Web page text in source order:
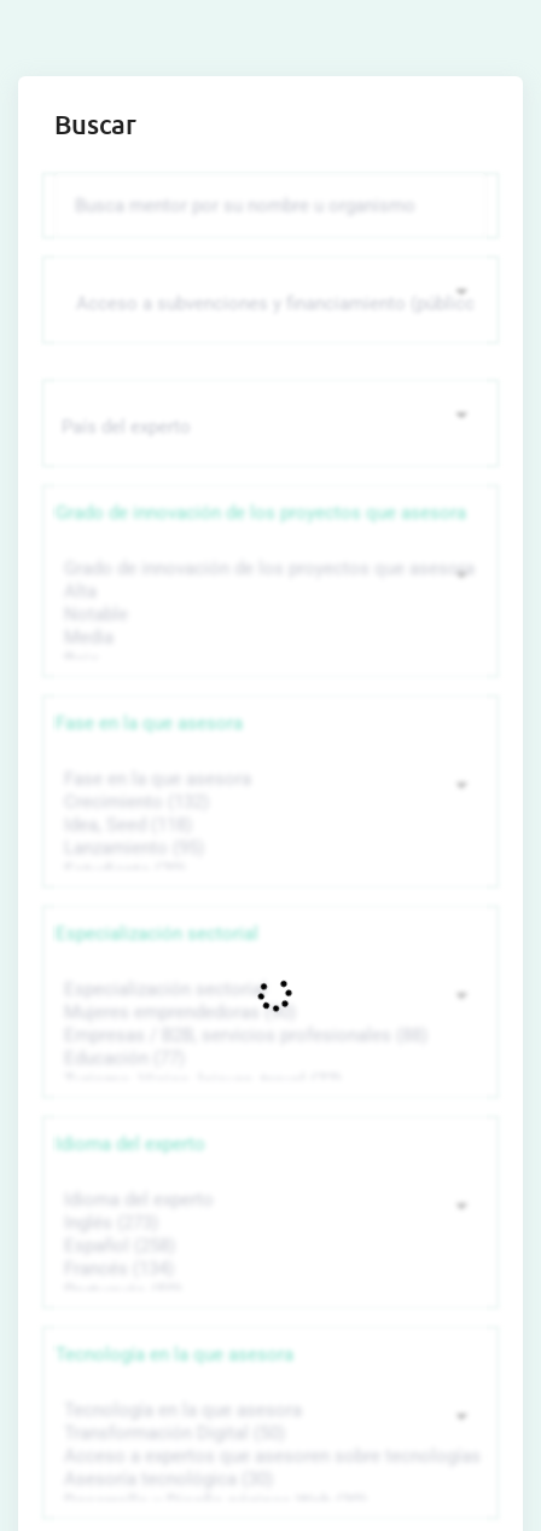
Buscar
Grado de innovación de los proyectos que asesora
Fase en la que asesora
Especialización sectorial
Idioma del experto
Tecnología en la que asesora